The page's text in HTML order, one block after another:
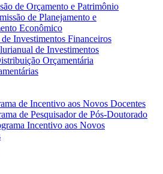
de Orçamento e Patrimônio
de Planejamento e
Econômico
Investimentos Financeiros
de Investimentos
Orçamentária
de Incentivo aos Novos Docentes
de Pesquisador de Pós-Doutorado
Incentivo aos Novos